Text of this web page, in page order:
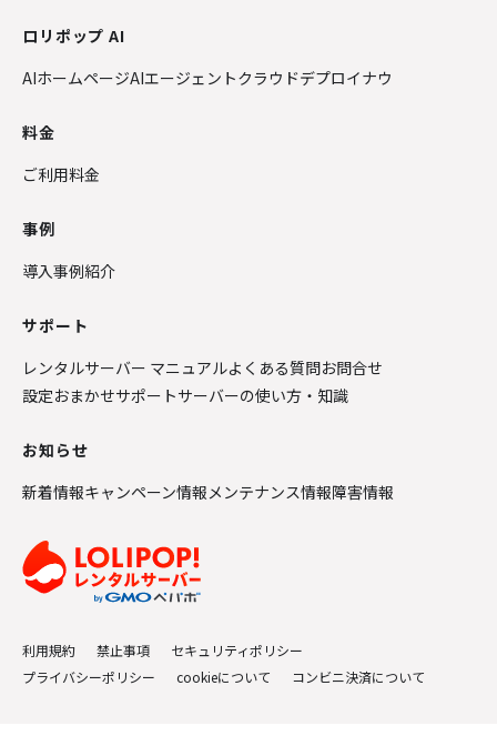
ロリポップ AI
AIホームページAIエージェントクラウドデプロイナウ
料金
ご利用料金
事例
導入事例紹介
サポート
レンタルサーバー マニュアルよくある質問お問合せ
設定おまかせサポートサーバーの使い方・知識
お知らせ
新着情報キャンペーン情報メンテナンス情報障害情報
利用規約 禁止事項
セキュリティポリシー
プライバシーポリシー
cookieについて コンビニ決済について